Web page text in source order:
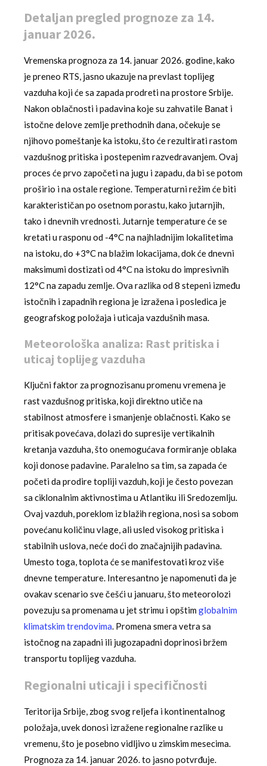
Detaljan pregled prognoze za 14.
januar 2026.
Vremenska prognoza za 14. januar 2026. godine, kako
je preneo RTS, jasno ukazuje na prevlast toplijeg
vazduha koji će sa zapada prodreti na prostore Srbije.
Nakon oblačnosti i padavina koje su zahvatile Banat i
istočne delove zemlje prethodnih dana, očekuje se
njihovo pomeštanje ka istoku, što će rezultirati rastom
vazdušnog pritiska i postepenim razvedravanjem. Ovaj
proces će prvo započeti na jugu i zapadu, da bi se potom
proširio i na ostale regione. Temperaturni režim će biti
karakterističan po osetnom porastu, kako jutarnjih,
tako i dnevnih vrednosti. Jutarnje temperature će se
kretati u rasponu od -4°C na najhladnijim lokalitetima
na istoku, do +3°C na blažim lokacijama, dok će dnevni
maksimumi dostizati od 4°C na istoku do impresivnih
12°C na zapadu zemlje. Ova razlika od 8 stepeni između
istočnih i zapadnih regiona je izražena i posledica je
geografskog položaja i uticaja vazdušnih masa.
Meteorološka analiza: Rast pritiska i
uticaj toplijeg vazduha
Ključni faktor za prognozisanu promenu vremena je
rast vazdušnog pritiska, koji direktno utiče na
stabilnost atmosfere i smanjenje oblačnosti. Kako se
pritisak povećava, dolazi do supresije vertikalnih
kretanja vazduha, što onemogućava formiranje oblaka
koji donose padavine. Paralelno sa tim, sa zapada će
početi da prodire topliji vazduh, koji je često povezan
sa ciklonalnim aktivnostima u Atlantiku ili Sredozemlju.
Ovaj vazduh, poreklom iz blažih regiona, nosi sa sobom
povećanu količinu vlage, ali usled visokog pritiska i
stabilnih uslova, neće doći do značajnijih padavina.
Umesto toga, toplota će se manifestovati kroz više
dnevne temperature. Interesantno je napomenuti da je
ovakav scenario sve češći u januaru, što meteorolozi
povezuju sa promenama u jet strimu i opštimglobalnim
klimatskim trendovima. Promena smera vetra sa
istočnog na zapadni ili jugozapadni doprinosi bržem
transportu toplijeg vazduha.
Regionalni uticaji i specifičnosti
Teritorija Srbije, zbog svog reljefa i kontinentalnog
položaja, uvek donosi izražene regionalne razlike u
vremenu, što je posebno vidljivo u zimskim mesecima.
Prognoza za 14. januar 2026. to jasno potvrđuje.